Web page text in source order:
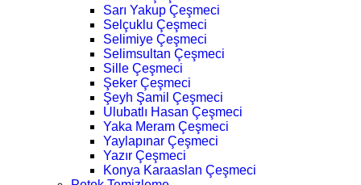
Sarı Yakup Çeşmeci
Selçuklu Çeşmeci
Selimiye Çeşmeci
Selimsultan Çeşmeci
Sille Çeşmeci
Şeker Çeşmeci
Şeyh Şamil Çeşmeci
Ulubatlı Hasan Çeşmeci
Yaka Meram Çeşmeci
Yaylapınar Çeşmeci
Yazır Çeşmeci
Konya Karaaslan Çeşmeci